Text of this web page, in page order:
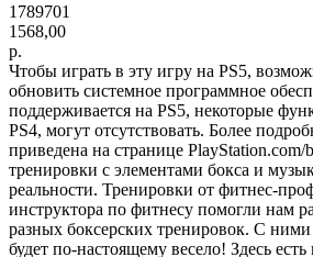
1789701
1568,00
р.
Чтобы играть в эту игру на PS5,
обновить системное программное
поддерживается на PS5, некоторые
PS4, могут отсутствовать. Более
приведена на странице
тренировки с элементами бокса и
реальности. Тренировки от фитнес-
инструктора по фитнесу помогли нам
разных боксерских тренировок. С
будет по-настоящему весело! Здесь